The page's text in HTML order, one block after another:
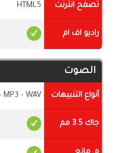
تصفح انترنت HTML5
راديو اف ام
الصوت
أنواع التنبيهات MP3 - WAV - اهتزاز
جاك 3.5 مم